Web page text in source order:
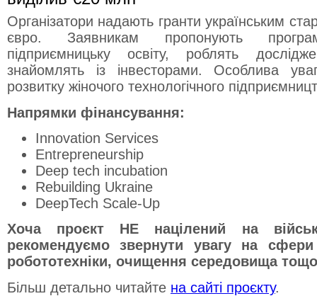
Організатори надають гранти українським
євро. Заявникам пропонують
підприємницьку освіту, роблять
знайомлять із інвесторами. Особлива
розвитку жіночого технологічного
Напрямки фінансування:
Innovation Services
Entrepreneurship
Deep tech incubation
Rebuilding Ukraine
DeepTech Scale-Up
Хоча проєкт НЕ націлений на
рекомендуємо звернути увагу на сфери
робототехніки, очищення середовища
Більш детально читайте на сайті проєкту.